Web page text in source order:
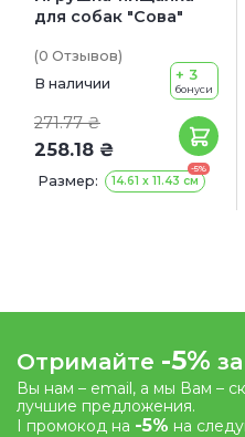
для собак "Сова"
(0 Отзывов)
В наличии
271.77 ₴
258.18 ₴
+ 3
бонуси
Размер:
-5%
14.61 x 11.43 см
Отримайте -5%
Вы нам – email, а мы Вам –
лучшие предложения.
І промокод на -5% на